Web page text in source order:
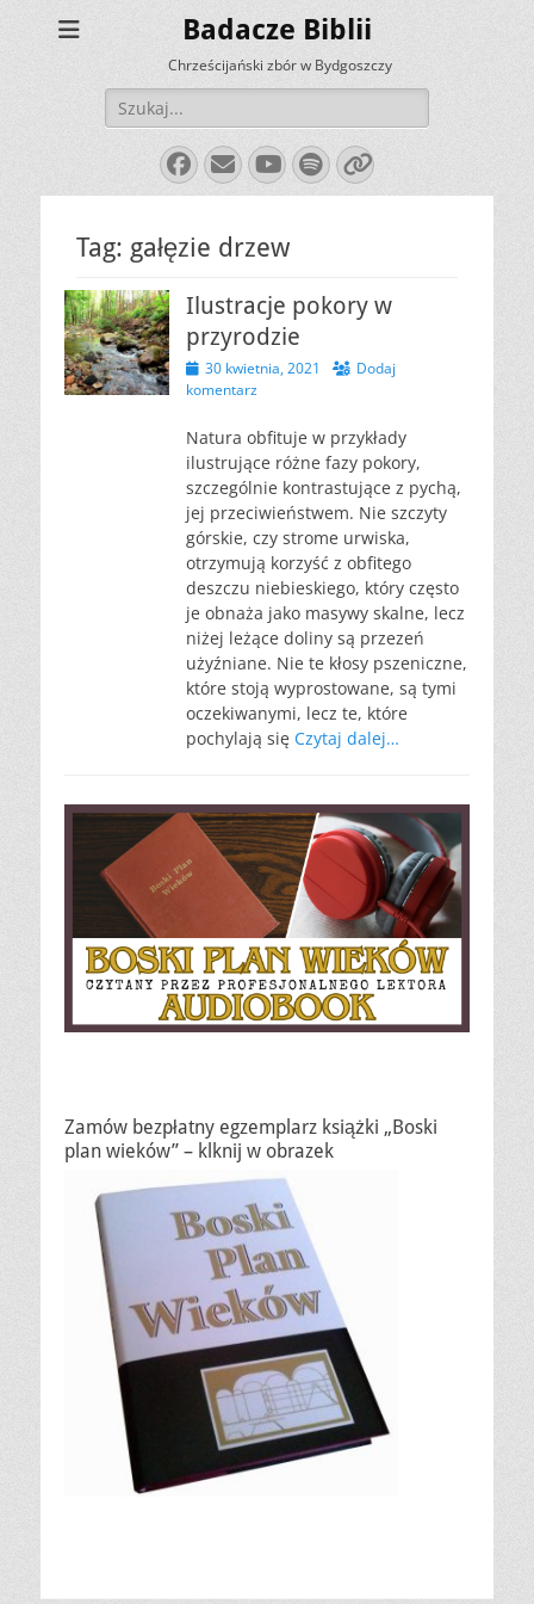
Badacze Biblii
Chrześcijański zbór w Bydgoszczy
Szukaj:
Facebook
E-
mail
YouTube
Spotify
Link
Tag: gałęzie drzew
Ilustracje pokory w
przyrodzie
Opublikowano
30 kwietnia, 2021
Dodaj
komentarz
Natura obfituje w przykłady
ilustrujące różne fazy pokory,
szczególnie kontrastujące z pychą,
jej przeciwieństwem. Nie szczyty
górskie, czy strome urwiska,
otrzymują korzyść z obfitego
deszczu niebieskiego, który często
je obnaża jako masywy skalne, lecz
niżej leżące doliny są przezeń
użyźniane. Nie te kłosy pszeniczne,
które stoją wyprostowane, są tymi
oczekiwanymi, lecz te, które
pochylają się Czytaj dalej…
Zamów bezpłatny egzemplarz książki „Boski
plan wieków” – klknij w obrazek